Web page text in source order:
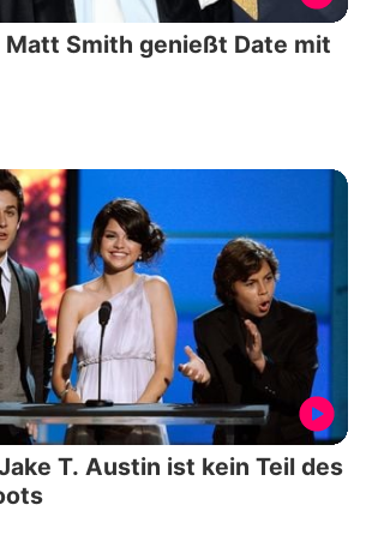
Matt Smith genießt Date mit
T. Austin ist kein Teil des